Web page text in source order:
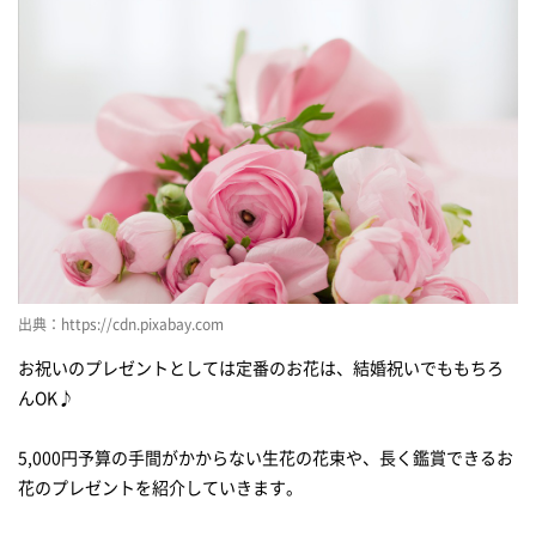
出典：https://cdn.pixabay.com
お祝いのプレゼントとしては定番のお花は、結婚祝いでももちろ
んOK♪
5,000円予算の手間がかからない生花の花束や、長く鑑賞できるお
花のプレゼントを紹介していきます。